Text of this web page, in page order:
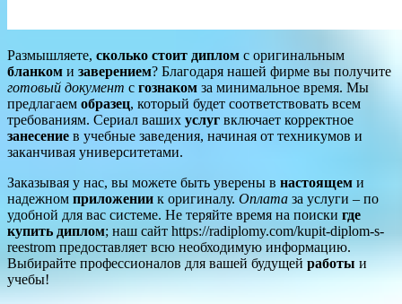
Размышляете, сколько стоит диплом с оригинальным
бланком и заверением? Благодаря нашей фирме вы получите
готовый документ с гознаком за минимальное время. Мы
предлагаем образец, который будет соответствовать всем
требованиям. Сериал ваших услуг включает корректное
занесение в учебные заведения, начиная от техникумов и
заканчивая университетами.
Заказывая у нас, вы можете быть уверены в настоящем и
надежном приложении к оригиналу. Оплата за услуги – по
удобной для вас системе. Не теряйте время на поиски где
купить диплом; наш сайт https://radiplomy.com/kupit-diplom-s-
reestrom предоставляет всю необходимую информацию.
Выбирайте профессионалов для вашей будущей работы и
учебы!